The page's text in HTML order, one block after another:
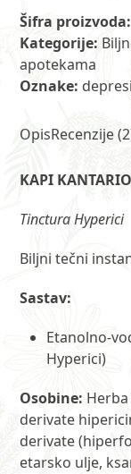
ml
ET
količina
Šifra proizvoda:
Kategorije:
apotekama
Oznake:
OpisRecenzije
KAPI
Tinctura Hyperici
Biljni tečni
Sastav:
Etanolno-
Hyperici)
Osobine:
derivate
derivate
etarsko ulje,